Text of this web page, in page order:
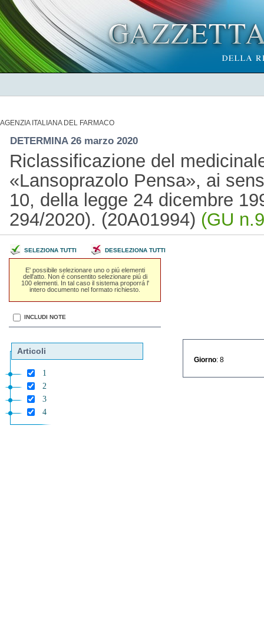
AGENZIA ITALIANA DEL FARMACO
DETERMINA 26 marzo 2020
Riclassificazione del
«Lansoprazolo Pensa», ai
10, della legge 24 dicembre
294/2020). (20A01994) (GU
SELEZIONA TUTTI DESELEZIONA TUTTI
E' possibile selezionare uno o piú elementi
dell'atto. Non é consentito selezionare piú di
100 elementi. In tal caso il sistema proporrá l'
intero documento nel formato richiesto.
INCLUDI NOTE
Articoli
1
2
3
4
Giorno : 8